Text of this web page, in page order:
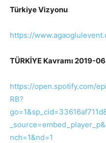
Türkiye Vizyonu
https://
TÜRKİYE Kavramı 2019-
https://open.spotify.com/
RB?
nch=1&nd=1